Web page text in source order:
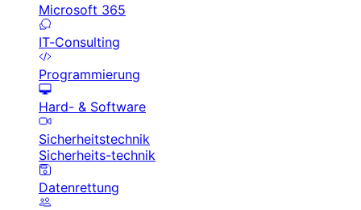
Microsoft 365
IT-Consulting
Programmierung
Hard- & Software
Sicherheitstechnik
Sicherheits-technik
Datenrettung